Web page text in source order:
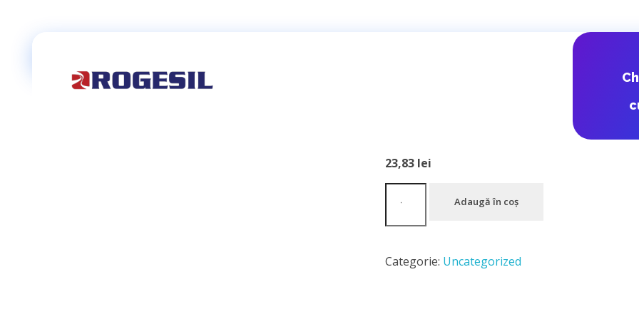
DPD Romania
23,83 lei
Adaugă în coș
Categorie: Uncategorized